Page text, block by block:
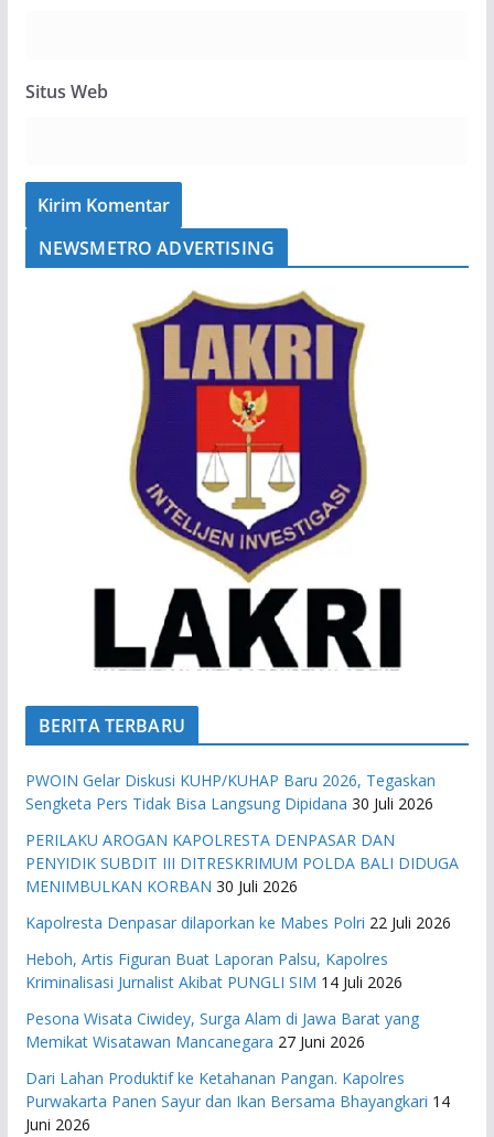
Situs Web
NEWSMETRO ADVERTISING
BERITA TERBARU
PWOIN Gelar Diskusi KUHP/KUHAP Baru 2026, Tegaskan
Sengketa Pers Tidak Bisa Langsung Dipidana 30 Juli 2026
PERILAKU AROGAN KAPOLRESTA DENPASAR DAN
PENYIDIK SUBDIT III DITRESKRIMUM POLDA BALI DIDUGA
MENIMBULKAN KORBAN 30 Juli 2026
Kapolresta Denpasar dilaporkan ke Mabes Polri 22 Juli 2026
Heboh, Artis Figuran Buat Laporan Palsu, Kapolres
Kriminalisasi Jurnalist Akibat PUNGLI SIM 14 Juli 2026
Pesona Wisata Ciwidey, Surga Alam di Jawa Barat yang
Memikat Wisatawan Mancanegara 27 Juni 2026
Dari Lahan Produktif ke Ketahanan Pangan. Kapolres
Purwakarta Panen Sayur dan Ikan Bersama Bhayangkari 14
Juni 2026